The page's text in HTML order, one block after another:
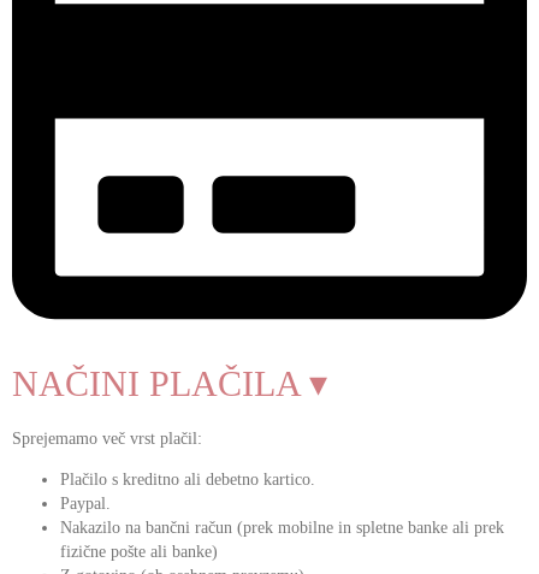
NAČINI PLAČILA ▾
Sprejemamo več vrst plačil:
Plačilo s kreditno ali debetno kartico.
Paypal.
Nakazilo na bančni račun (prek mobilne in spletne banke ali prek
fizične pošte ali banke)